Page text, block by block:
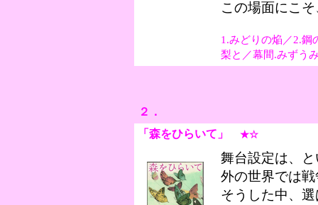
この場面にこ
1.みどりの焔／2.鋼
梨と／幕間.みずう
２．
「森をひらいて 」 ★☆
舞台設定は、
外の世界では
そうした中、